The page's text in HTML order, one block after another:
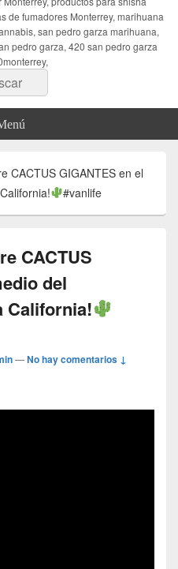
de fumadores Monterrey, marihuana
san pedro garza marihuana,
pedro garza, 420 san pedro garza
CACTUS GIGANTES en el
#vanlife
CACTUS
del
California!
—No hay comentarios ↓